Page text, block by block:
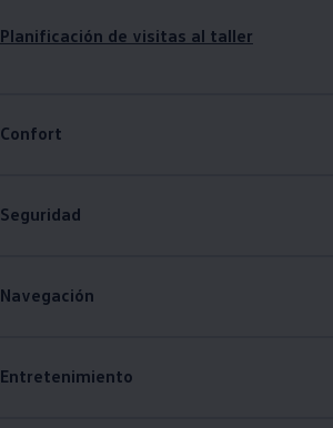
Planificación de visitas al taller
Confort
Seguridad
Navegación
Entretenimiento